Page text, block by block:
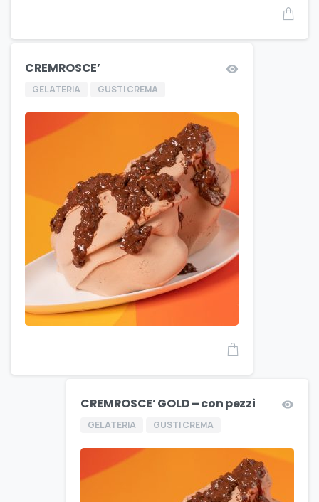
CREMROSCE’
GELATERIA GUSTI CREMA
CREMROSCE’ GOLD – con pezzi
GELATERIA GUSTI CREMA